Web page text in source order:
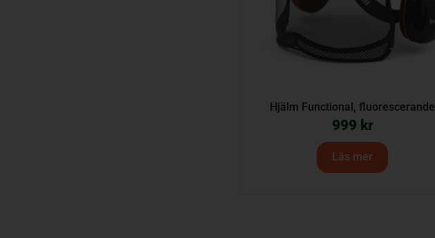
Hjälm Functional, fluorescerande
999 kr
Läs mer